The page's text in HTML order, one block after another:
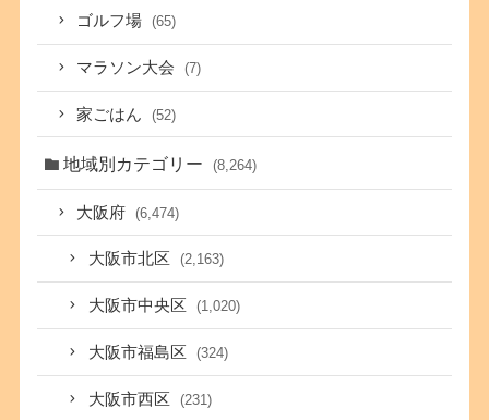
ゴルフ場 (65)
マラソン大会 (7)
家ごはん (52)
地域別カテゴリー (8,264)
大阪府 (6,474)
大阪市北区 (2,163)
大阪市中央区 (1,020)
大阪市福島区 (324)
大阪市西区 (231)